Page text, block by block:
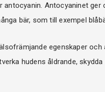
Antocyaninet
bär, som till exempel
egenskaper
hudens åldrande,